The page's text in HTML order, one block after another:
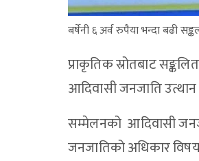
बर्षेनी ६ अर्व रुपैया भन्दा बढी
प्राकृतिक स्रोतबाट
आदिवासी जनजाति उत्थान
सम्मेलनको आदिवासी
जनजातिको अधिकार